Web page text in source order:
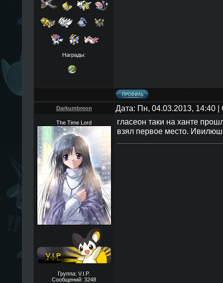
Награды:
Darkumbreon Дата: Пн, 04.03.2013, 14:40
The Time Lord
Группа: V.I.P.
Сообщений: 3248
гласеон таки на ханте
взял первое место.